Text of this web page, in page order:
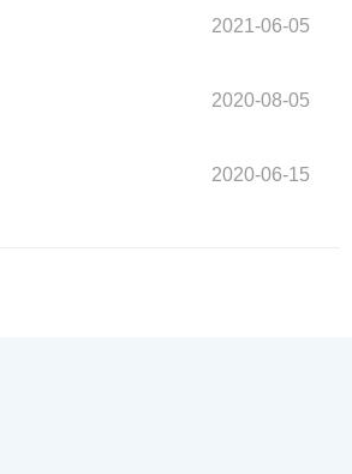
2021-06-05
2020-08-05
2020-06-15